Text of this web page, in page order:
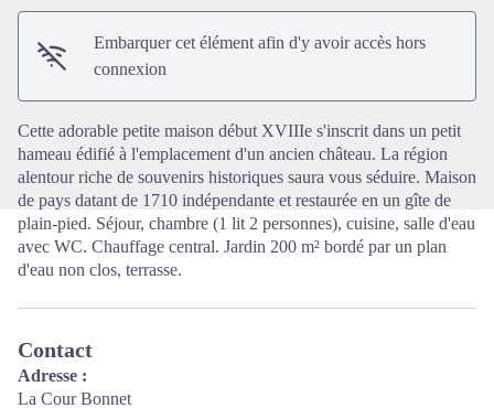
Voir l'image en plein écran
Embarquer cet élément afin d'y avoir accès hors
connexion
Cette adorable petite maison début XVIIIe s'inscrit dans un petit
hameau édifié à l'emplacement d'un ancien château. La région
alentour riche de souvenirs historiques saura vous séduire. Maison
de pays datant de 1710 indépendante et restaurée en un gîte de
plain-pied. Séjour, chambre (1 lit 2 personnes), cuisine, salle d'eau
avec WC. Chauffage central. Jardin 200 m² bordé par un plan
d'eau non clos, terrasse.
Contact
Adresse :
La Cour Bonnet